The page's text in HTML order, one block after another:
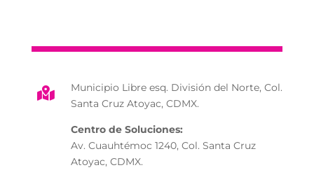

Municipio Libre esq. División del Norte, Col.
Santa Cruz Atoyac, CDMX.
Centro de Soluciones:
Av. Cuauhtémoc 1240, Col. Santa Cruz
Atoyac, CDMX.